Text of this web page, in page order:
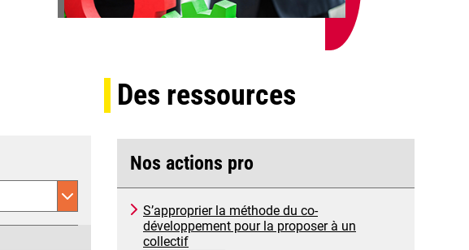
Des ressources
Nos actions pro
S’approprier la méthode du co-
développement pour la proposer à un
collectif